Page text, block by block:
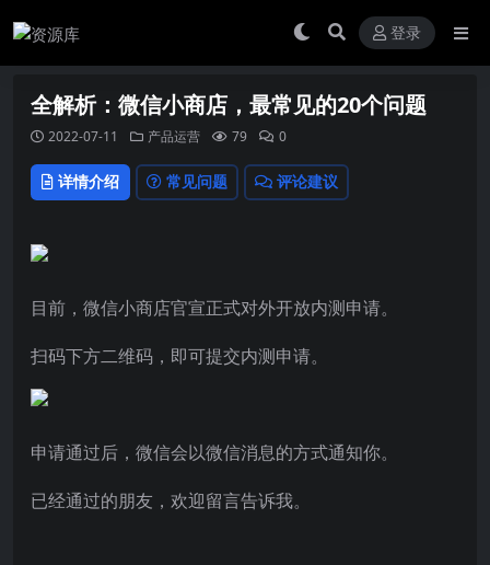
登录
全解析：微信小商店，最常见的20个问题
2022-07-11 产品运营 79 0
详情介绍 常见问题 评论建议
目前，微信小商店官宣正式对外开放内测申请。
扫码下方二维码，即可提交内测申请。
申请通过后，微信会以微信消息的方式通知你。
已经通过的朋友，欢迎留言告诉我。